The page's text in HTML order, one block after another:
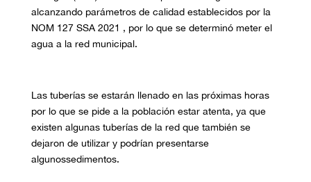
alcanzando parámetrosde calidad establecidos por la
NOM 127 SSA 2021 , por lo que se determinó meter el
agua a la redmunicipal.
Las tuberías se estarán llenado en las próximashoras
por lo que se pide a la población estar atenta, ya que
existen algunas tuberías de la red que también se
dejaron de utilizar y podrían presentarse
algunossedimentos.